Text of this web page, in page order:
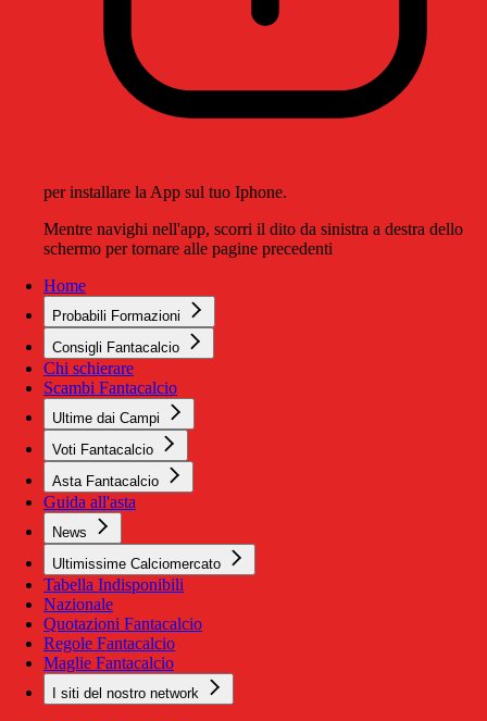
per installare la App sul tuo Iphone.
Mentre navighi nell'app, scorri il dito da sinistra a destra dello
schermo per tornare alle pagine precedenti
Home
Probabili Formazioni
Consigli Fantacalcio
Chi schierare
Scambi Fantacalcio
Ultime dai Campi
Voti Fantacalcio
Asta Fantacalcio
Guida all'asta
News
Ultimissime Calciomercato
Tabella Indisponibili
Nazionale
Quotazioni Fantacalcio
Regole Fantacalcio
Maglie Fantacalcio
I siti del nostro network